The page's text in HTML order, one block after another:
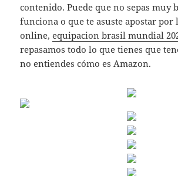
contenido. Puede que no sepas muy
funciona o que te asuste apostar por
online,equipacion brasil mundial
repasamos todo lo que tienes que
no entiendes cómo es Amazon.